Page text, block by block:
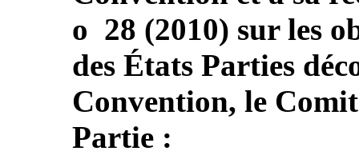
o 28 (2010) sur les
des États Parties
Convention, le
Partie :